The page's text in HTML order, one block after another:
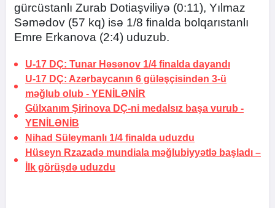
gürcüstanlı Zurab Dotiaşviliyə (0:11), Yılmaz
Səmədov (57 kq) isə 1/8 finalda bolqarıstanlı
Emre Erkanova (2:4) uduzub.
U-17 DÇ: Tunar Həsənov 1/4 finalda dayandı
U-17 DÇ: Azərbaycanın 6 güləşçisindən 3-ü
məğlub olub - YENİLƏNİR
Gülxanım Şirinova DÇ-ni medalsız başa vurub -
YENİLƏNİB
Nihad Süleymanlı 1/4 finalda uduzdu
Hüseyn Rzazadə mundiala məğlubiyyətlə başladı –
İlk görüşdə uduzdu